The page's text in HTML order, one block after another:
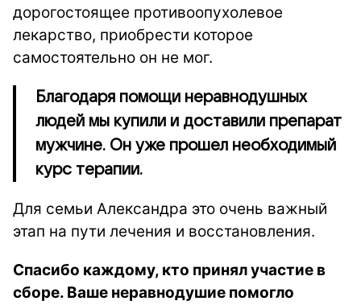
дорогостоящее противоопухолевое
лекарство, приобрести которое
самостоятельно он не мог.
Благодаря помощи неравнодушных
людей мы купили и доставили препарат
мужчине. Он уже прошел необходимый
курс терапии.
Для семьи Александра это очень важный
этап на пути лечения и восстановления.
Спасибо каждому, кто принял участие в
сборе. Ваше неравнодушие помогло